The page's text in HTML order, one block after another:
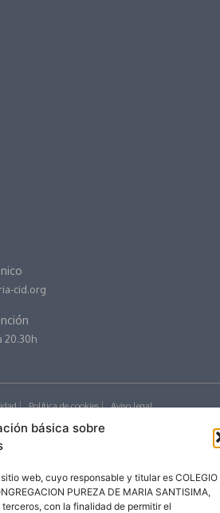
básica sobre
web, cuyo responsable y titular es COLEGIO
PUREZA DE MARIA SANTISIMA,
con la finalidad de permitir el
cid.org
20.30h
Política de cookies
Aviso legal
Educamos
Pureza de María Cid